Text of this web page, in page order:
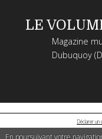
En poursuivant votre
LE
Magazine
Dubuquoy
Déclarer un